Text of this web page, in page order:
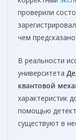
проверили
чем
В реальности
университета
квантовой
характеристик
помощью
существуют в